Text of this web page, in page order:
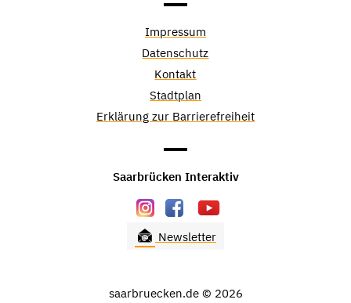
Impressum
Datenschutz
Kontakt
Stadtplan
Erklärung zur Barrierefreiheit
Saarbrücken Interaktiv
Newsletter
saarbruecken.de © 2026